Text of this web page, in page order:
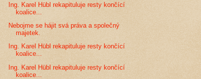
Ing. Karel Hübl rekapituluje resty končící
koalice...
Nebojme se hájit svá práva a společný
majetek.
Ing. Karel Hübl rekapituluje resty končící
koalice...
Ing. Karel Hübl rekapituluje resty končící
koalice...